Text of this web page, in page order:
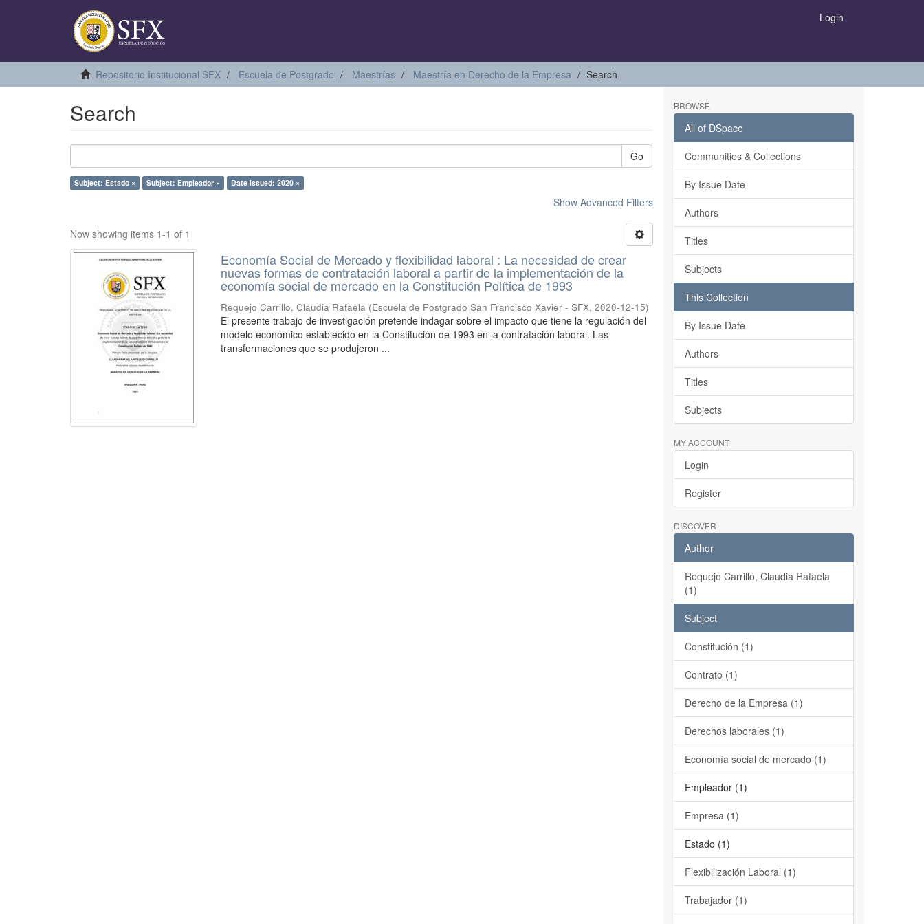
Login
Repositorio Institucional SFX Escuela de Postgrado Maestrías Maestría en Derecho de la Empresa Search
Search
Go
Subject: Estado × Subject: Empleador × Date issued: 2020 ×
Show Advanced Filters
Now showing items 1-1 of 1
Economía Social de Mercado y flexibilidad laboral : La necesidad de crear
nuevas formas de contratación laboral a partir de la implementación de la
economía social de mercado en la Constitución Política de 1993
Requejo Carrillo, Claudia Rafaela (Escuela de Postgrado San Francisco Xavier - SFX,2020-12-15)
El presente trabajo de investigación pretende indagar sobre el impacto que tiene la regulación del
modelo económico establecido en la Constitución de 1993 en la contratación laboral. Las
transformaciones que se produjeron ...
BROWSE
All of DSpace
Communities & Collections
By Issue Date
Authors
Titles
Subjects
This Collection
By Issue Date
Authors
Titles
Subjects
MY ACCOUNT
Login
Register
DISCOVER
Author
Requejo Carrillo, Claudia Rafaela
(1)
Subject
Constitución (1)
Contrato (1)
Derecho de la Empresa (1)
Derechos laborales (1)
Economía social de mercado (1)
Empleador (1)
Empresa (1)
Estado (1)
Flexibilización Laboral (1)
Trabajador (1)